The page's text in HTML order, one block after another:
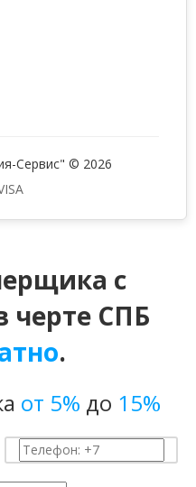
Сервис" © 2026
с
черте СПБ
.
от 5% до 15%